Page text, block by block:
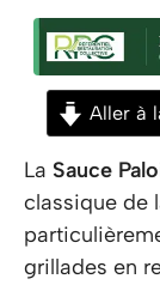
Aller à
La Sauce
classique de
grillades en